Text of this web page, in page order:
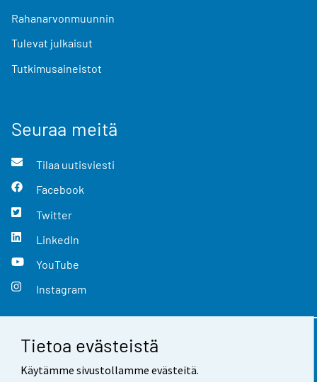
Tietoa evästeistä
Käytämme sivustollamme evästeitä.
Rahanarvonmuunnin
Tulevat julkaisut
Tutkimusaineistot
Seuraa meitä
Tilaa uutisviesti
Facebook
Twitter
LinkedIn
YouTube
Instagram
Yhteystiedot
Palaute